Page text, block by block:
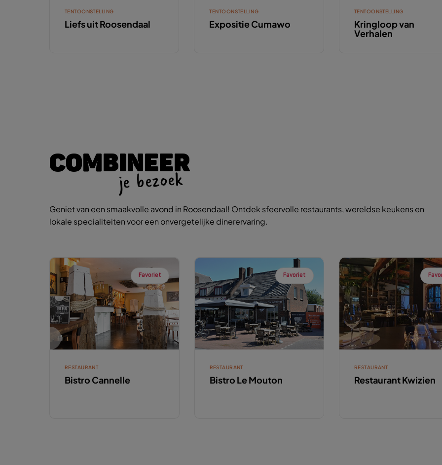
TENTOONSTELLING
Liefs uit Roosendaal
TENTOONSTELLING
Expositie Cumawo
TENTOONSTELLING
Kringloop van
Verhalen
COMBINEER
je bezoek
Geniet van een smaakvolle avond in Roosendaal! Ontdek sfeervolle restaurants, wereldse keukens en
lokale specialiteiten voor een onvergetelijke dinerervaring.
Favoriet
RESTAURANT
Bistro Cannelle
Favoriet
RESTAURANT
Bistro Le Mouton
RESTAURANT
Restaurant Kwizien